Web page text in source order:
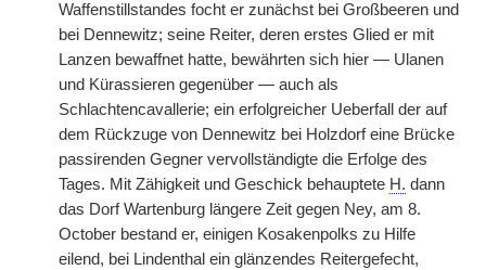
Waffenstillstandes focht er zunächst bei Großbeeren und
bei Dennewitz; seine Reiter, deren erstes Glied er mit
Lanzen bewaffnet hatte, bewährten sich hier — Ulanen
und Kürassieren gegenüber — auch als
Schlachtencavallerie; ein erfolgreicher Ueberfall der auf
dem Rückzuge von Dennewitz bei Holzdorf eine Brücke
passirenden Gegner vervollständigte die Erfolge des
Tages. Mit Zähigkeit und Geschick behauptete H. dann
das Dorf Wartenburg längere Zeit gegen Ney, am 8.
October bestand er, einigen Kosakenpolks zu Hilfe
eilend, bei Lindenthal ein glänzendes Reitergefecht,